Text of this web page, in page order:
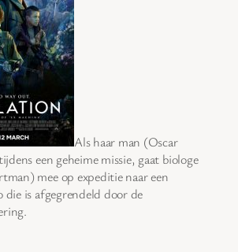
Als haar man (Oscar
een geheime missie, gaat biologe
mee op expeditie naar een
die is afgegrendeld door de